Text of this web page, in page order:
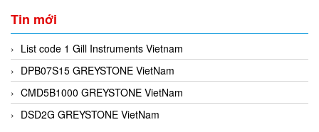
Tin mới
List code 1 Gill Instruments Vietnam
DPB07S15 GREYSTONE VietNam
CMD5B1000 GREYSTONE VietNam
DSD2G GREYSTONE VietNam